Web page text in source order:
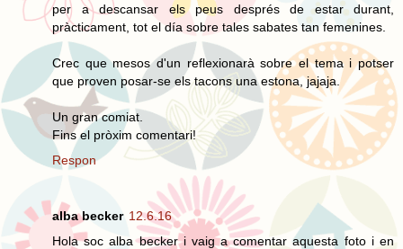
per a descansar els peus després de estar durant,
pràcticament, tot el día sobre tales sabates tan femenines.
Crec que mesos d'un reflexionarà sobre el tema i potser
que proven posar-se els tacons una estona, jajaja.
Un gran comiat.
Fins el pròxim comentari!
Respon
alba becker 12.6.16
Hola soc alba becker i vaig a comentar aquesta foto i en